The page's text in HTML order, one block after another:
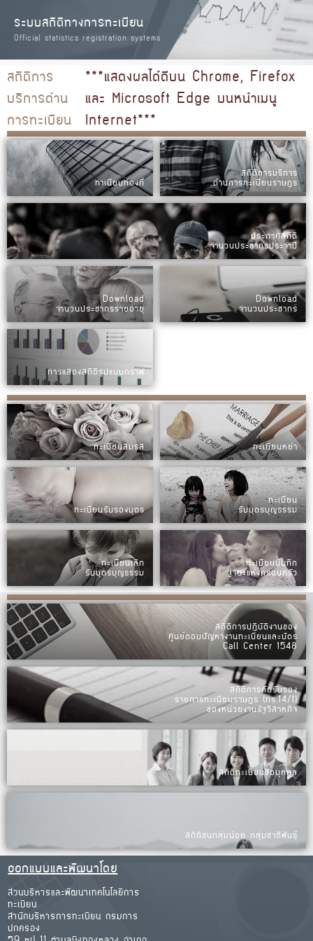
ระบบสถิติทางการทะเบียน
Official statistics registration systems
สถิติการ
บริการด้าน
การทะเบียน
***แสดงผลได้ดีบน Chrome, Firefox
และ Microsoft Edge บนหน้าเมนู
Internet***
ทำเนียบท้องที่
สถิติการบริการ
ด้านการทะเบียนราษฎร
ประกาศสถิติ
จำนวนประชากรประจำปี
Download
จำนวนประชากรรายอายุ
Download
จำนวนประชากร
การแสดงสถิติรูปแบบกราฟ
ทะเบียนสมรส ทะเบียนหย่า
ทะเบียนรับรองบุตร
ทะเบียน
รับบุตรบุญธรรม
ทะเบียนเลิก
รับบุตรบุญธรรม
ทะเบียนบันทึก
ฐานะแห่งครอบครัว
สถิติการปฏิบัติงานของ
ศูนย์ตอบปัญหางานทะเบียนและบัตร
Call Center 1548
สถิติการคัดรับรอง
รายการทะเบียนราษฎร (ทร.14/1)
ของหน่วยงานรัฐวิสาหกิจ
สถิติทะเบียนชื่อบุคคล
สถิติชนกลุ่มน้อย กลุ่มชาติพันธุ์
ออกแบบและพัฒนาโดย
ส่วนบริหารและพัฒนาเทคโนโลยีการ
ทะเบียน
สำนักบริหารการทะเบียน กรมการ
ปกครอง